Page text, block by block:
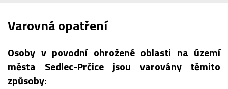
Varovná opatření
Osoby v povodní ohrožené oblasti na území
města Sedlec-Prčice jsou varovány těmito
způsoby: